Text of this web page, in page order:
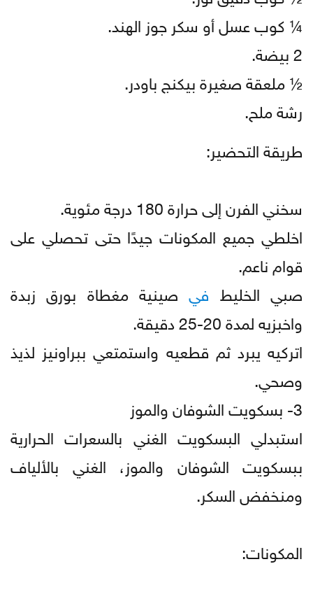
¼ كوب عسل أو سكر جوز الهند.
2 بيضة.
½ ملعقة صغيرة بيكنج باودر.
رشة ملح.
طريقة التحضير:
سخني الفرن إلى حرارة 180 درجة مئوية.
اخلطي جميع المكونات جيدًا حتى تحصلي على
قوام ناعم.
صبي الخليط فيصينية مغطاة بورق زبدة
واخبزيه لمدة 20-25 دقيقة.
اتركيه يبرد ثم قطعيه واستمتعي ببراونيز لذيذ
وصحي.
3- بسكويت الشوفان والموز
استبدلي البسكويت الغني بالسعرات الحرارية
ببسكويت الشوفان والموز، الغني بالألياف
ومنخفض السكر.
المكونات: